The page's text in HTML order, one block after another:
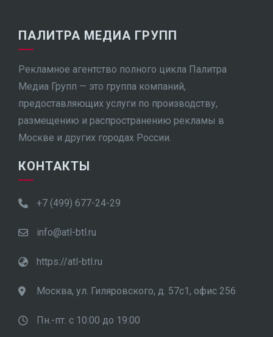
ПАЛИТРА МЕДИА ГРУПП
Рекламное агентство полного цикла Палитра
Медиа Групп — это группа компаний,
предоставляющих услуги по производству,
размещению и распространению рекламы в
Москве и других городах России.
КОНТАКТЫ
+7 (499) 677-24-29
info@atl-btl.ru
https://atl-btl.ru
Москва, ул. Гиляровского, д. 57с1, офис 256
Пн.-пт. с 10:00 до 19:00